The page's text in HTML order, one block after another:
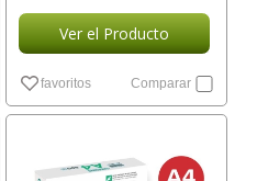
Ver el Producto
favoritos Comparar